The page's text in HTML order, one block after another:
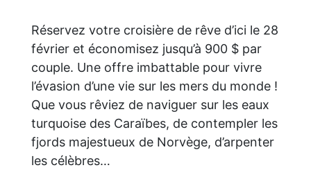
Réservez votre croisière de rêve d’ici le 28
février et économisez jusqu’à 900 $ par
couple. Une offre imbattable pour vivre
l’évasion d’une vie sur les mers du monde !
Que vous rêviez de naviguer sur les eaux
turquoise des Caraïbes, de contempler les
fjords majestueux de Norvège, d’arpenter
les célèbres…